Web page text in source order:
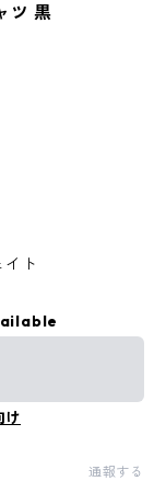
ツ 黒
ト
け
通報する